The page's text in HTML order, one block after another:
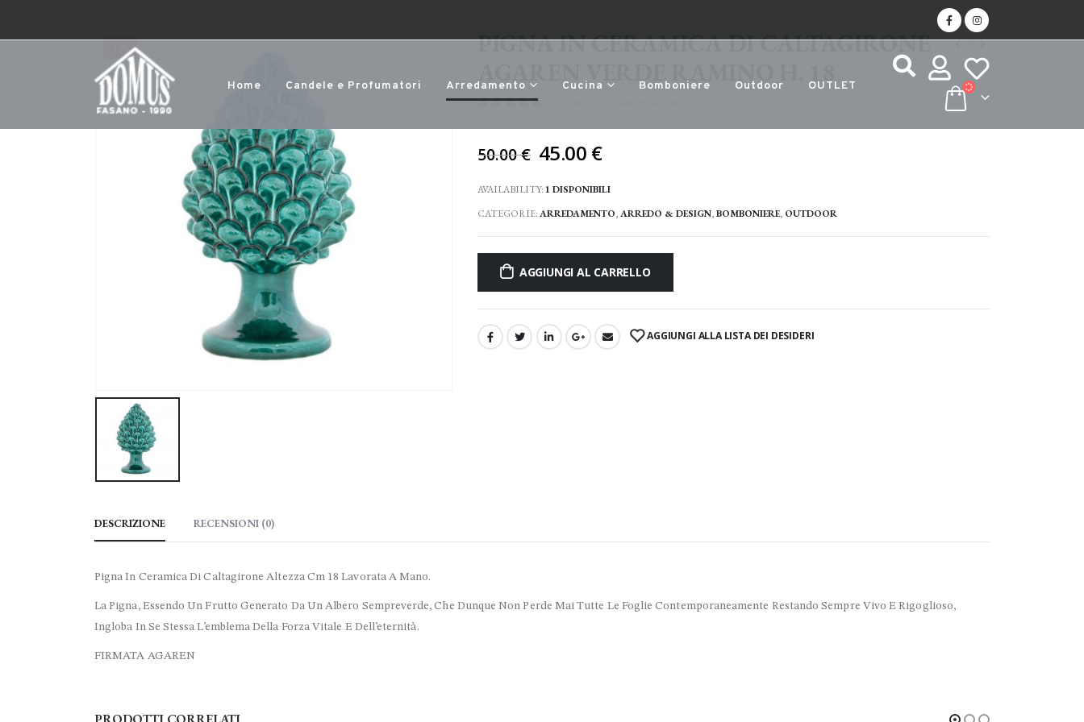
Home Candele e Profumatori Arredamento Cucina Bomboniere Outdoor OUTLET
-10%
PIGNA IN CERAMICA DI CALTAGIRONE
AGAREN VERDE RAMINO H. 18
50.00€ Il
originale
era:
50.00 €.
45.00 €
AVAILABILITY: 1 DISPONIBILI
CATEGORIE:ARREDAMENTO,ARREDO & DESIGN,BOMBONIERE, OUTDOOR
AGGIUNGI AL CARRELLO
AGGIUNGI ALLA LISTA DEI DESIDERI
DESCRIZIONE RECENSIONI (0)
Pigna In Ceramica Di Caltagirone Altezza Cm 18 Lavorata A Mano.
La Pigna, Essendo Un Frutto Generato Da Un Albero Sempreverde, Che Dunque Non Perde Mai Tutte Le Foglie Contemporaneamente Restando Sempre Vivo E Rigoglioso,
Ingloba In Se Stessa L’emblema Della Forza Vitale E Dell’eternità.
FIRMATA AGAREN